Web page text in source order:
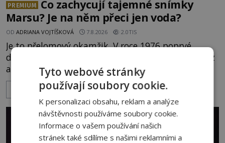
PREMIUM
Co zachycují tajemné snímky
Marsu? Je na něm přeci jen voda?
OD ADRIANA VOJTÍŠKOVÁ 7.8.2026 2.0TIS
Je to přelomový okamžik. V roce 1976 poprvé
dosednou na povrch Marsu dvě pozemské sondy z
amerického vesmírného programu Viking, které
jsou schopny pořídit fotografie záhadami
opředené rudé planety. Viking 1 zde zaznamená
něco naprosto nečekaného. V marsovské oblasti
zvané Cydonie totiž zachytí podivný útvar
připomínající lidskou tvář. NASA (Národní úřad
ZOBRAZIT VÍCE
Tyto webové stránky
používají soubory cookie.
K personalizaci obsahu, reklam a analýze
návštěvnosti používáme soubory cookie.
Informace o vašem používání našich
stránek také sdílíme s našimi reklamními a